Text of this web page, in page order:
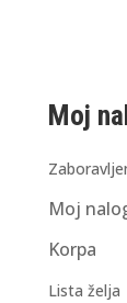
Moj
Moj
Korpa
Lista želja